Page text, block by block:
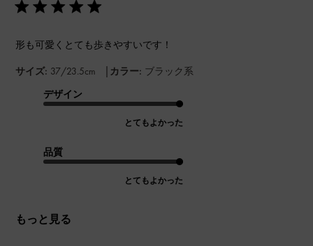
形も可愛くとても歩きやすいです！
サイズ: 37/23.5cm | カラー: ブラック系
デザイン
とてもよかった
品質
とてもよかった
もっと見る